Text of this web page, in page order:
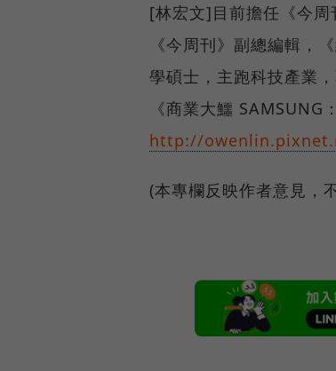
[林宏文]目前擔任《今
《今周刊》副總編輯，
學碩士，主跑科技產業
《商業大鱷
http://
(本專欄反映作者意見，